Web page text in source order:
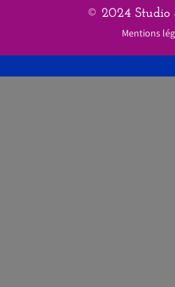
© 2024 Studio
Mentions